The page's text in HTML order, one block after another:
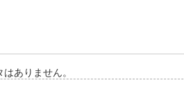
ありません。